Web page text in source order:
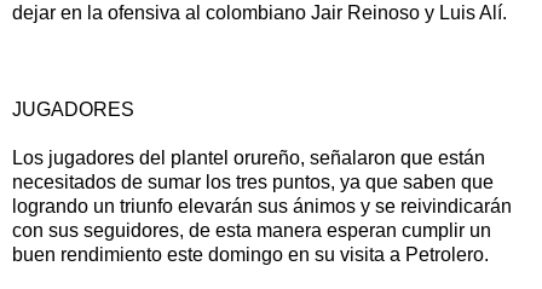
dejar en la ofensiva al colombiano Jair Reinoso y Luis Alí.
JUGADORES
Los jugadores del plantel orureño, señalaron que están
necesitados de sumar los tres puntos, ya que saben que
logrando un triunfo elevarán sus ánimos y se reivindicarán
con sus seguidores, de esta manera esperan cumplir un
buen rendimiento este domingo en su visita a Petrolero.